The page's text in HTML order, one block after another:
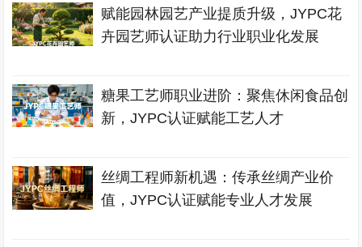
赋能园林园艺产业提质升级，JYPC花
卉园艺师认证助力行业职业化发展
糖果工艺师职业进阶：聚焦休闲食品创
新，JYPC认证赋能工艺人才
丝绸工程师新机遇：传承丝绸产业价
值，JYPC认证赋能专业人才发展